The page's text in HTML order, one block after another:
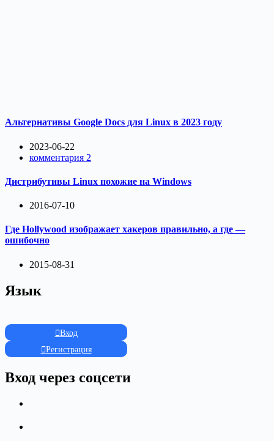
Альтернативы Google Docs для Linux в 2023 году
2023-06-22
комментария 2
Дистрибутивы Linux похожие на Windows
2016-07-10
Где Hollywood изображает хакеров правильно, а где —
ошибочно
2015-08-31
Язык
Вход
Регистрация
Вход через соцсети